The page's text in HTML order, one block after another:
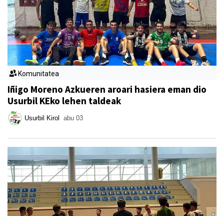
Komunitatea
Iñigo Moreno Azkueren aroari hasiera eman dio
Usurbil KEko lehen taldeak
Usurbil Kirol abu 03